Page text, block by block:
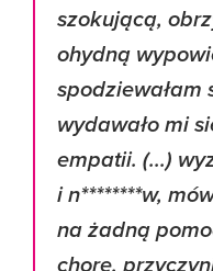
szokującą,
ohydną
spodziewałam
wydawało mi
empatii. (...)
i n********w,
na żadną